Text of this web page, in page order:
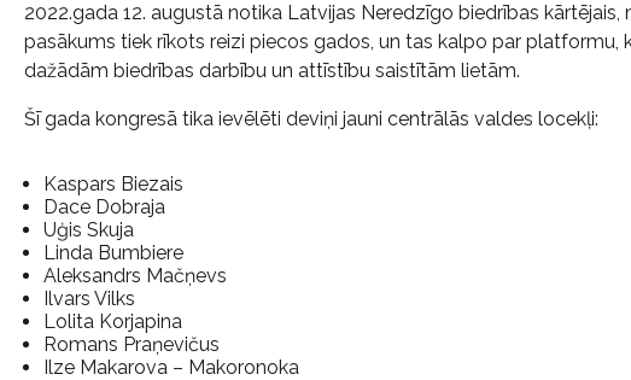
2022.gada 12. augustā notika Latvijas Neredzīgo biedrības kārtējais,
pasākums tiek rīkots reizi piecos gados, un tas kalpo par platformu,
dažādām biedrības darbību un attīstību saistītām lietām.
Šī gada kongresā tika ievēlēti deviņi jauni centrālās valdes locekļi:
Kaspars Biezais
Dace Dobraja
Uģis Skuja
Linda Bumbiere
Aleksandrs Mačņevs
Ilvars Vilks
Lolita Korjapina
Romans Praņevičus
Ilze Makarova – Makoronoka